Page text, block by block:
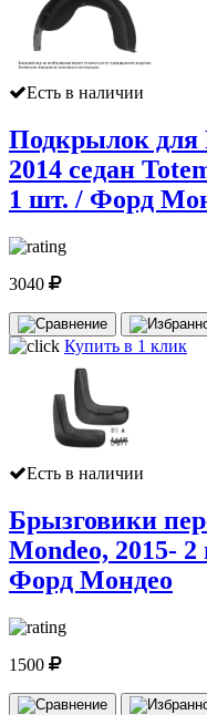
Есть в наличии
Подкрылок для
2014 седан
1 шт. / Форд
3040
Купить в 1 клик
Есть в наличии
Брызговики
Mondeo, 2015-
Форд Мондео
1500